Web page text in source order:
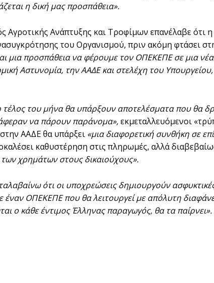
η δική μας προσπάθεια».
Αγροτικής Ανάπτυξης και Τροφίμων επανέλαβε ότι
του Οργανισμού, πριν ακόμη φτάσει
μια προσπάθεια να φέρουμε τον ΟΠΕΚΕΠΕ σε μια
Αστυνομία, την ΑΑΔΕ και στελέχη του
τέλος του μήνα θα υπάρξουν αποτελέσματα που θα
να πάρουν παράνομα»,εκμεταλλευόμενοι
ΑΑΔΕ θα υπάρξει «μια διαφορετική συνθήκη σε
καθυστέρηση στις πληρωμές, αλλά
χρημάτων στους δικαιούχους».
ότι οι υποχρεώσεις δημιουργούν
έναν ΟΠΕΚΕΠΕ που θα λειτουργεί με απόλυτη
ο κάθε έντιμος Έλληνας παραγωγός, θα τα παίρνει».